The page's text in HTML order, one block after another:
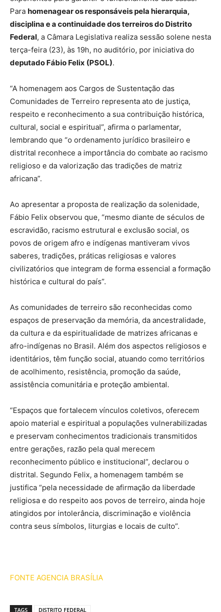
Para homenagear os responsáveis pela hierarquia,
disciplina e a continuidade dos terreiros do Distrito
Federal, a Câmara Legislativa realiza sessão solene nesta
terça-feira (23), às 19h, no auditório, por iniciativa do
deputado Fábio Felix (PSOL).
“A homenagem aos Cargos de Sustentação das
Comunidades de Terreiro representa ato de justiça,
respeito e reconhecimento a sua contribuição histórica,
cultural, social e espiritual”, afirma o parlamentar,
lembrando que “o ordenamento jurídico brasileiro e
distrital reconhece a importância do combate ao racismo
religioso e da valorização das tradições de matriz
africana”.
Ao apresentar a proposta de realização da solenidade,
Fábio Felix observou que, “mesmo diante de séculos de
escravidão, racismo estrutural e exclusão social, os
povos de origem afro e indígenas mantiveram vivos
saberes, tradições, práticas religiosas e valores
civilizatórios que integram de forma essencial a formação
histórica e cultural do país”.
As comunidades de terreiro são reconhecidas como
espaços de preservação da memória, da ancestralidade,
da cultura e da espiritualidade de matrizes africanas e
afro-indígenas no Brasil. Além dos aspectos religiosos e
identitários, têm função social, atuando como territórios
de acolhimento, resistência, promoção da saúde,
assistência comunitária e proteção ambiental.
“Espaços que fortalecem vínculos coletivos, oferecem
apoio material e espiritual a populações vulnerabilizadas
e preservam conhecimentos tradicionais transmitidos
entre gerações, razão pela qual merecem
reconhecimento público e institucional”, declarou o
distrital. Segundo Felix, a homenagem também se
justifica “pela necessidade de afirmação da liberdade
religiosa e do respeito aos povos de terreiro, ainda hoje
atingidos por intolerância, discriminação e violência
contra seus símbolos, liturgias e locais de culto”.
FONTE AGENCIA BRASÍLIA
TAGS DISTRITO FEDERAL